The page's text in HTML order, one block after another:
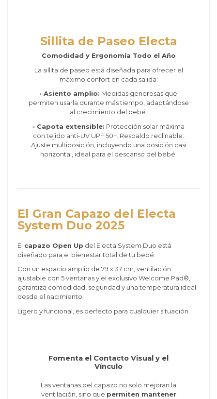
Sillita de Paseo Electa
Comodidad y Ergonomía Todo el Año
La sillita de paseo está diseñada para ofrecer el
máximo confort en cada salida:
· Asiento amplio: Medidas generosas que
permiten usarla durante más tiempo, adaptándose
al crecimiento del bebé.
· Capota extensible: Protección solar máxima
con tejido anti-UV UPF 50+. Respaldo reclinable:
Ajuste multiposición, incluyendo una posición casi
horizontal, ideal para el descanso del bebé.
El Gran Capazo del Electa
System Duo 2025
El capazo Open Up del Electa System Duo está
diseñado para el bienestar total de tu bebé.
Con un espacio amplio de 79 x 37 cm, ventilación
ajustable con 5 ventanas y el exclusivo Welcome Pad®,
garantiza comodidad, seguridad y una temperatura ideal
desde el nacimiento.
Ligero y funcional, es perfecto para cualquier situación.
Fomenta el Contacto Visual y el
Vínculo
Las ventanas del capazo no solo mejoran la
ventilación, sino que permiten mantener